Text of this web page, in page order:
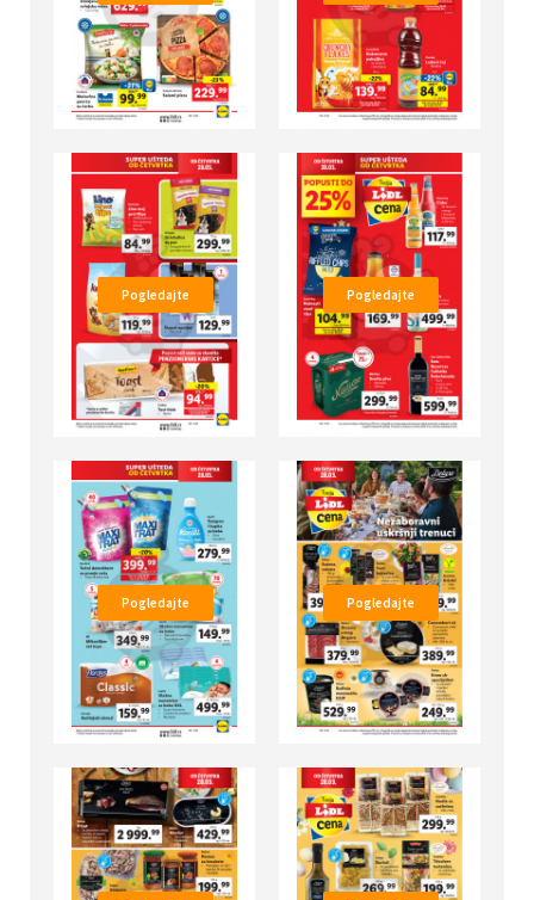
Pogledajte Pogledajte
Pogledajte Pogledajte